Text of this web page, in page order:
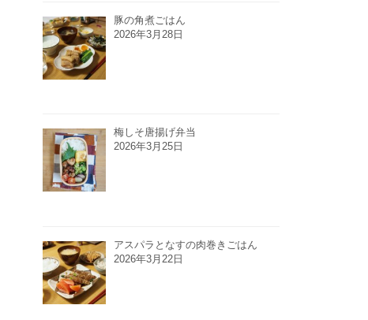
豚の角煮ごはん
2026年3月28日
梅しそ唐揚げ弁当
2026年3月25日
アスパラとなすの肉巻きごはん
2026年3月22日